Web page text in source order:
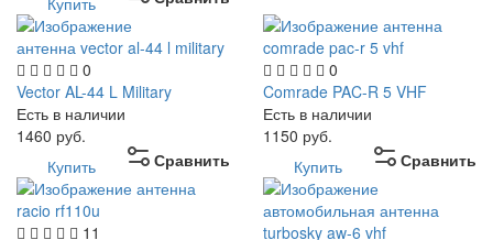
0
Vector AL-44 L Military
Есть в наличии
1460 руб.
Сравнить
Купить
0
Comrade PAC-R 5 VHF
Есть в наличии
1150 руб.
Сравнить
Купить
11